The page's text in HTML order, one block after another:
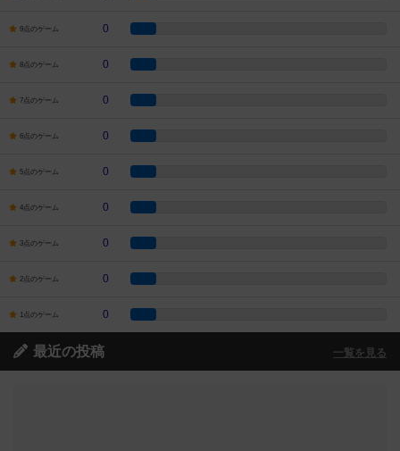
9点のゲーム 0
8点のゲーム 0
7点のゲーム 0
6点のゲーム 0
5点のゲーム 0
4点のゲーム 0
3点のゲーム 0
2点のゲーム 0
1点のゲーム 0
最近の投稿 一覧を見る